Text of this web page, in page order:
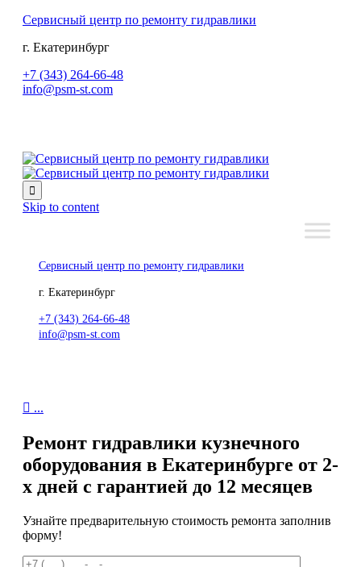
Сервисный центр по ремонту гидравлики
г. Екатеринбург
+7 (343) 264-66-48
info@psm-st.com

Skip to content
Сервисный центр по ремонту гидравлики
г. Екатеринбург
+7 (343) 264-66-48
info@psm-st.com
 ...
Ремонт гидравлики кузнечного
оборудования в Екатеринбурге от 2-
х дней с гарантией до 12 месяцев
Узнайте предварительную стоимость ремонта заполнив
форму!